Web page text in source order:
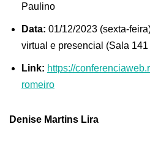
Paulino
Data: 01/12/2023 (sexta-
virtual e presencial (Sala
Link: https://
romeiro
Denise Martins Lira